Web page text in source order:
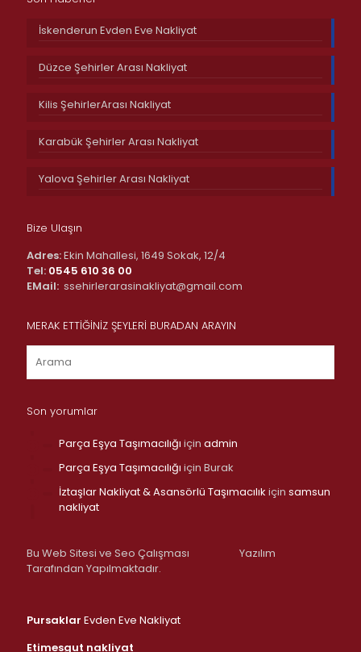
İskenderun Evden Eve Nakliyat
Düzce Şehirler Arası Nakliyat
Kilis ŞehirlerArası Nakliyat
Karabük Şehirler Arası Nakliyat
Yalova Şehirler Arası Nakliyat
Bize Ulaşın
Adres:Ekin Mahallesi, 1649 Sokak, 12/4
Tel: 0545 610 36 00
EMail: ssehirlerarasinakliyat@gmail.com
MERAK ETTİĞİNİZ ŞEYLERİ BURADAN ARAYIN
Son yorumlar
Parça Eşya Taşımacılığı için admin
Parça Eşya Taşımacılığı için Burak
İztaşlar Nakliyat & Asansörlü Taşımacılık için samsun
nakliyat
Bu Web Sitesi ve Seo Çalışması
Yazılım
Tarafından Yapılmaktadır.
Pursaklar Evden Eve Nakliyat
Etimesgut nakliyat